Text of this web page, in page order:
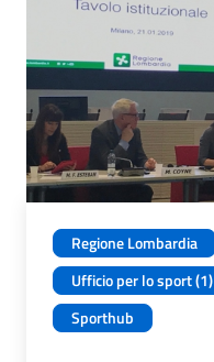
Regione Lombardia
Ufficio per lo sport (1)
Sporthub